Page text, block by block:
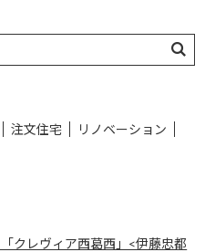
注文住宅
リノベーション
クレヴィア西葛西」<伊藤忠都